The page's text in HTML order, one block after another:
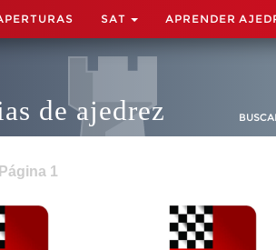
SAT APRENDER
de ajedrez
1